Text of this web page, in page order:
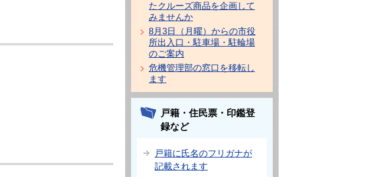
たクルーズ商品を企画して
みませんか
8月3日（月曜）からの市役
所出入口・駐車場・駐輪場
のご案内
危機管理部の窓口を移転し
ます
戸籍・住民票・印鑑登
録など
戸籍に氏名のフリガナが
記載されます